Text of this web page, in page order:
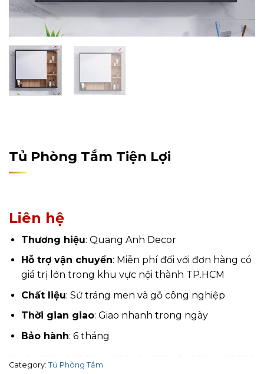
Tủ Phòng Tắm Tiện Lợi
Liên hệ
Thương hiệu: Quang Anh Decor
Hỗ trợ vận chuyển: Miễn phí đối với đơn hàng có
giá trị lớn trong khu vực nội thành TP.HCM
Chất liệu: Sứ tráng men và gỗ công nghiệp
Thời gian giao: Giao nhanh trong ngày
Bảo hành: 6 tháng
Category: Tủ Phòng Tắm